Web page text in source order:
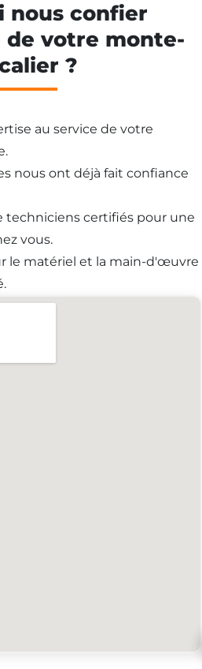
nous confier
votre monte-
?
au service de votre
nous ont déjà fait confiance
techniciens certifiés pour une
vous.
le matériel et la main-d'œuvre